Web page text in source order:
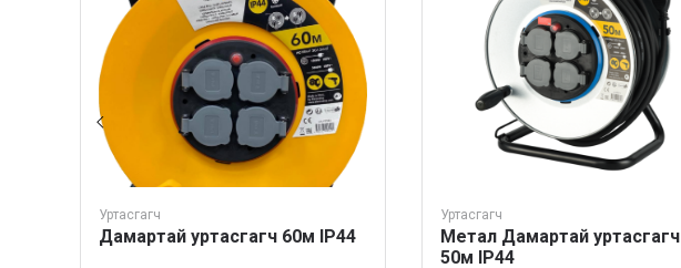
Уртасгагч
Дамартай уртасгагч 60м IP44
Уртасгагч
Метал Дамартай уртасгагч
50м IP44